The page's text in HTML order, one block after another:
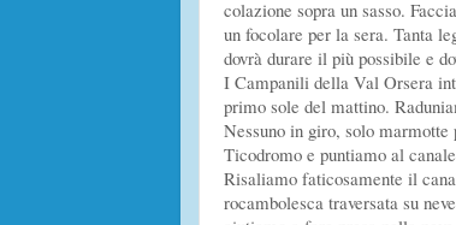
colazione sopra un sasso.
un focolare per la sera. Tanta
dovrà durare il più possibile e
I Campanili della Val Orsera
primo sole del mattino.
Nessuno in giro, solo
Ticodromo e puntiamo al
Risaliamo faticosamente il
rocambolesca traversata su